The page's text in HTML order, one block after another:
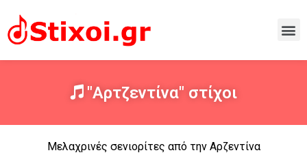
"Αρτζεντίνα" στίχοι
Μελαχρινές σενιορίτες από την Αρζεντίνα